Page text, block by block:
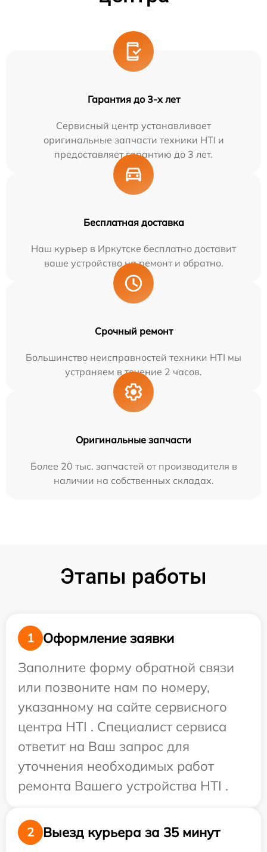
Гарантия до 3-х лет
Сервисный центр устанавливает
оригинальные запчасти техники HTI и
предоставляет гарантию до 3 лет.
Бесплатная доставка
Наш курьер в Иркутске бесплатно доставит
ваше устройство на ремонт и обратно.
Срочный ремонт
Большинство неисправностей техники HTI мы
устраняем в течение 2 часов.
Оригинальные запчасти
Более 20 тыс. запчастей от производителя в
наличии на собственных складах.
Этапы работы
1
Оформление заявки
Заполните форму обратной связи
или позвоните нам по номеру,
указанному на сайте сервисного
центра HTI . Специалист сервиса
ответит на Ваш запрос для
уточнения необходимых работ
ремонта Вашего устройства HTI .
2 Выезд курьера за 35 минут